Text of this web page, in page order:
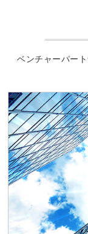
ベンチャーパー